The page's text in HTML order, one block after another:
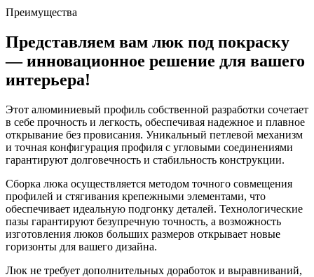
Преимущества
Представляем вам люк под покраску
— инновационное решение для вашего
интерьера!
Этот алюминиевый профиль собственной разработки сочетает
в себе прочность и легкость, обеспечивая надежное и плавное
открывание без провисания. Уникальный петлевой механизм
и точная конфигурация профиля с угловыми соединениями
гарантируют долговечность и стабильность конструкции.
Сборка люка осуществляется методом точного совмещения
профилей и стягивания крепежными элементами, что
обеспечивает идеальную подгонку деталей. Технологические
пазы гарантируют безупречную точность, а возможность
изготовления люков больших размеров открывает новые
горизонты для вашего дизайна.
Люк не требует дополнительных доработок и выравниваний,